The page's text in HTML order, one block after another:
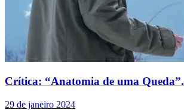
Crítica: “Anatomia de uma Queda”.
29 de janeiro 2024